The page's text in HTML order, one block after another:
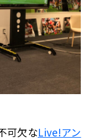
可欠なLive!アン